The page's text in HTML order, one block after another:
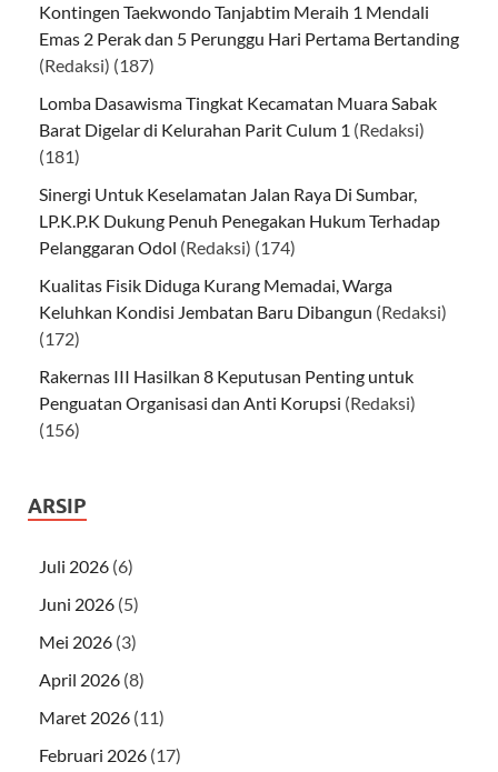
Kontingen Taekwondo Tanjabtim Meraih 1 Mendali
Emas 2 Perak dan 5 Perunggu Hari Pertama Bertanding
(Redaksi) (187)
Lomba Dasawisma Tingkat Kecamatan Muara Sabak
Barat Digelar di Kelurahan Parit Culum 1 (Redaksi)
(181)
Sinergi Untuk Keselamatan Jalan Raya Di Sumbar,
LP.K.P.K Dukung Penuh Penegakan Hukum Terhadap
Pelanggaran Odol (Redaksi) (174)
Kualitas Fisik Diduga Kurang Memadai, Warga
Keluhkan Kondisi Jembatan Baru Dibangun (Redaksi)
(172)
Rakernas III Hasilkan 8 Keputusan Penting untuk
Penguatan Organisasi dan Anti Korupsi (Redaksi)
(156)
ARSIP
Juli 2026 (6)
Juni 2026 (5)
Mei 2026 (3)
April 2026 (8)
Maret 2026 (11)
Februari 2026 (17)